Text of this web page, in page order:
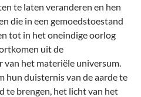
te laten veranderen en hen
die in een gemoedstoestand
tot in het oneindige oorlog
uit de
het materiële universum.
hun duisternis van de aarde te
te brengen, het licht van het